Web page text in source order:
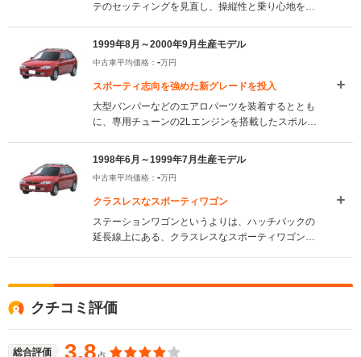
テのセッティングを見直し、操縦性と乗り心地を向
リルを採用したほか、FFモデルにはフルフラットシ
ートを採用し実用性を高めた。（2000.10）
1999年8月～2000年9月生産モデル
中古車平均価格： -万円
スポーティ志向を強めた新グレードを投入
大型バンパーなどのエアロパーツを装着するととも
に、専用チューンの2Lエンジンを搭載したスポルト
配システム）付きABSを全車に標準とするなど、装
備の充実が図られている。（1999.8）
1998年6月～1999年7月生産モデル
中古車平均価格： -万円
クラスレスなスポーティワゴン
ステーションワゴンというよりは、ハッチバックの
延長線上にある、クラスレスなスポーティワゴンス
ため窮屈さを感じさせない。また、リアシートはス
ライド＆左右独立リクライニング機構、5:5分割可倒
＆でデタッチャブルシートクッション、ダブルフォ
ールディングなどの機能を備えており、乗車人数や
荷物の量に応じて様々なシートアレンジが可能だ。
クチコミ評価
総合評価 3.8